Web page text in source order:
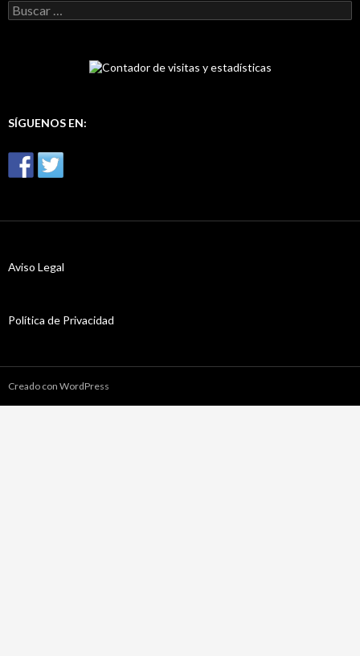
B
u
SÍGUENOS EN:
Aviso Legal
Política de Privacidad
Creado con WordPress